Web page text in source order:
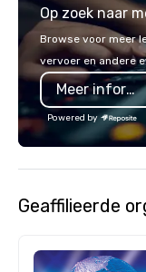
Op zoek naar
Browse voor meer
vervoer en andere
Meer informatie
Powered by
Geaffilieerde